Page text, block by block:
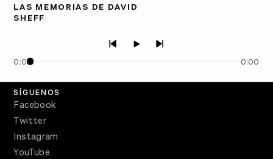
LAS MEMORIAS DE DAVID
SHEFF
0:00 0:00
PÓDCASTS
Crecer en Distopía
SÍGUENOS
Facebook
Twitter
Instagram
YouTube